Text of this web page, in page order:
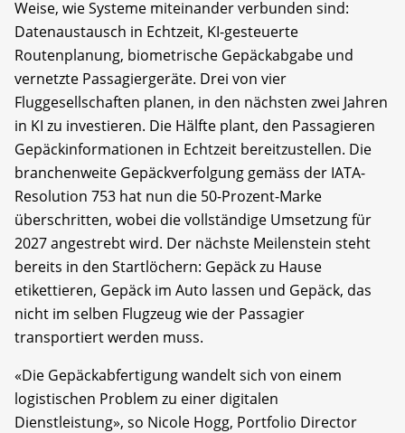
Weise, wie Systeme miteinander verbunden sind:
Datenaustausch in Echtzeit, KI-gesteuerte
Routenplanung, biometrische Gepäckabgabe und
vernetzte Passagiergeräte. Drei von vier
Fluggesellschaften planen, in den nächsten zwei Jahren
in KI zu investieren. Die Hälfte plant, den Passagieren
Gepäckinformationen in Echtzeit bereitzustellen. Die
branchenweite Gepäckverfolgung gemäss der IATA-
Resolution 753 hat nun die 50-Prozent-Marke
überschritten, wobei die vollständige Umsetzung für
2027 angestrebt wird. Der nächste Meilenstein steht
bereits in den Startlöchern: Gepäck zu Hause
etikettieren, Gepäck im Auto lassen und Gepäck, das
nicht im selben Flugzeug wie der Passagier
transportiert werden muss.
«Die Gepäckabfertigung wandelt sich von einem
logistischen Problem zu einer digitalen
Dienstleistung», so Nicole Hogg, Portfolio Director